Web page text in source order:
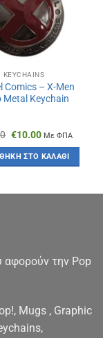
KEYCHAINS
Comics – X-Men
Metal Keychain
Original
was:
€12.00.
€10.00Η
τιμή
είναι:
€10.00.
Με ΦΠΑ
ΣΤΟ ΚΑΛΆΘΙ
αφορούν την Pop
Mugs , Graphic